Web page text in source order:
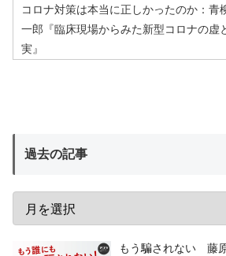
コロナ対策は本当に正しかったのか：青
一郎『臨床現場からみた新型コロナの虚
実』
過去の記事
もう騙されない 藤